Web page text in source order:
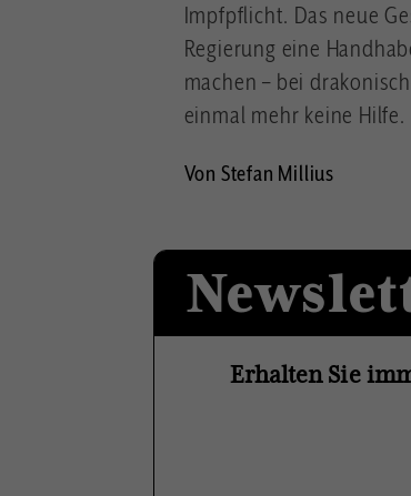
Impfpflicht. Das neue
Regierung eine
machen – bei
einmal mehr keine Hilfe.
Von Stefan Millius
Erhalten Sie